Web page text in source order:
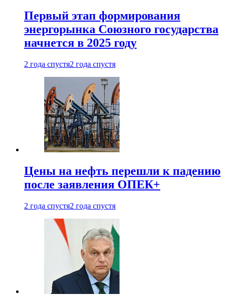
Первый этап формирования
энергорынка Союзного государства
начнется в 2025 году
2 года спустя2 года спустя
Цены на нефть перешли к падению
после заявления ОПЕК+
2 года спустя2 года спустя